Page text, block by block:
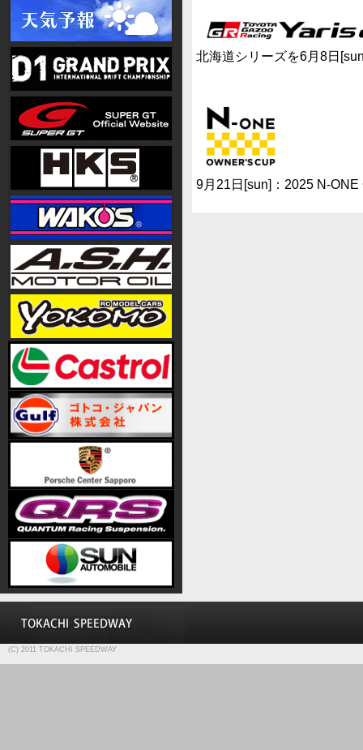
北海道シリーズを6月8日
9月21日[sun]：2025 N-
(C) 2011 TOKACHI SPEEDWAY